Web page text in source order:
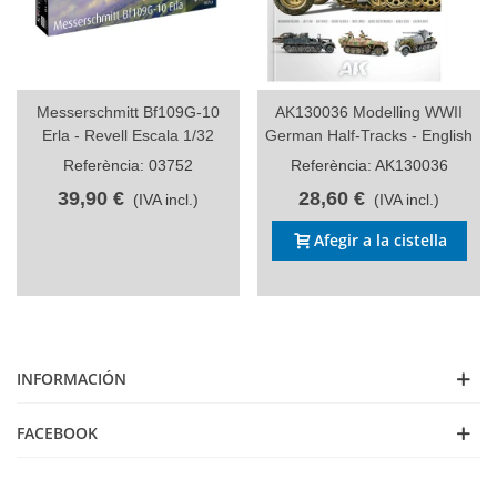
Messerschmitt Bf109G-10
Erla - Revell Escala 1/32
Referència: 03752
39,90 € (IVA incl.)
AK130036 Modelling WWII
German Half-Tracks - English
Referència: AK130036
28,60 € (IVA incl.)
Afegir a la cistella
INFORMACIÓN
FACEBOOK